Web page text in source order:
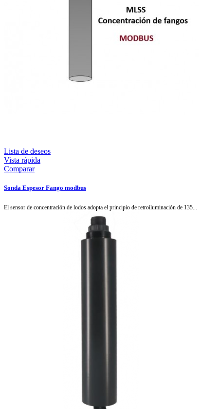
Lista de deseos
Vista rápida
Comparar
Sonda Espesor Fango modbus
El sensor de concentración de lodos adopta el principio de retroiluminación de 135...